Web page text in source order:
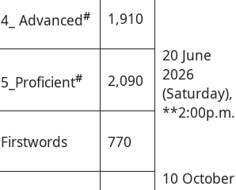
20 June
2026
(Saturday),
**2:00p.m.
10 October
4_ Advanced# 1,910
5_Proficient# 2,090
Firstwords 770